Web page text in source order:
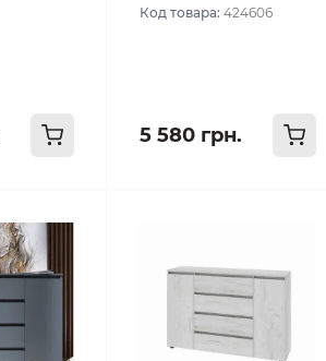
Код товара: 424606
5 580 грн.